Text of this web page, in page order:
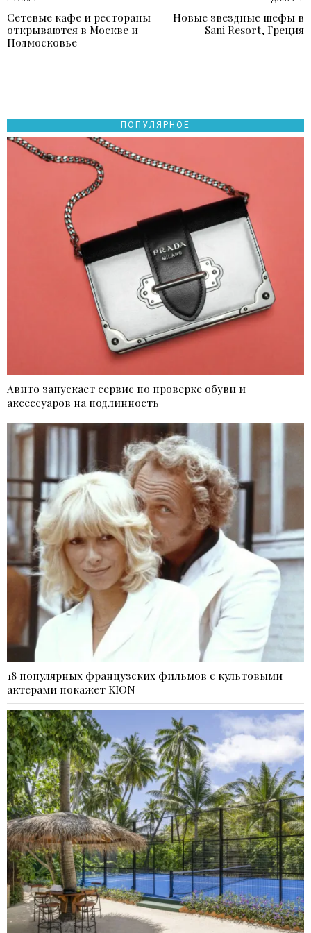
Навигация
по
записям
Previous
post:
Сетевые кафе и рестораны
открываются в Москве и
Подмосковье
Новые звездные шефы в
Sani Resort, Греция
ПОПУЛЯРНОЕ
Авито запускает сервис по проверке обуви и
аксессуаров на подлинность
18 популярных французских фильмов с культовыми
актерами покажет KION